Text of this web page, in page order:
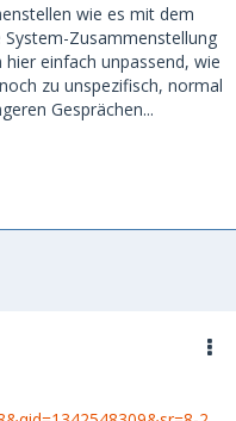
wie es mit dem
Zusammenstellung
einfach unpassend, wie
zu unspezifisch, normal
Gesprächen...